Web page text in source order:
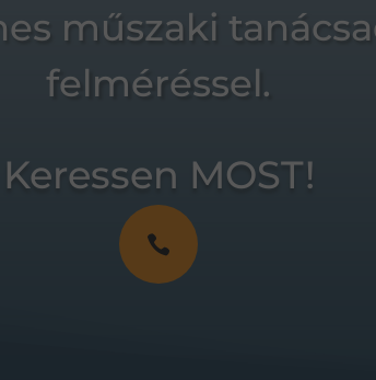
műszaki
felméréssel.
Keressen MOST!
